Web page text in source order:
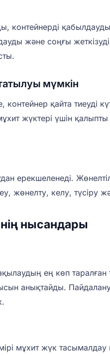
қабылдауды,
және соңғы
мүмкін
қайта тиеуді
жүктері үшін
ерекшеленеді.
жөнелту, келу,
нысандары
ең көп таралған
анықтайды.
мұхит жүк